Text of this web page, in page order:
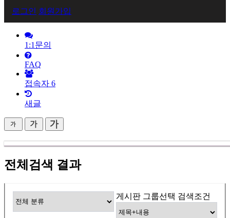
원
로
그
인
로그인 회원가입
1:1문의
FAQ
접속자 6
새글
전체검색 결과
게시판 그룹선택 검색조건